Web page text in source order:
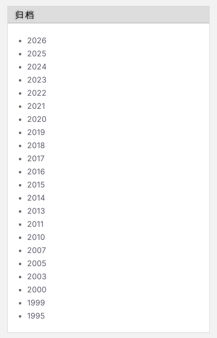
归档
2026
2025
2024
2023
2022
2021
2020
2019
2018
2017
2016
2015
2014
2013
2011
2010
2007
2005
2003
2000
1999
1995